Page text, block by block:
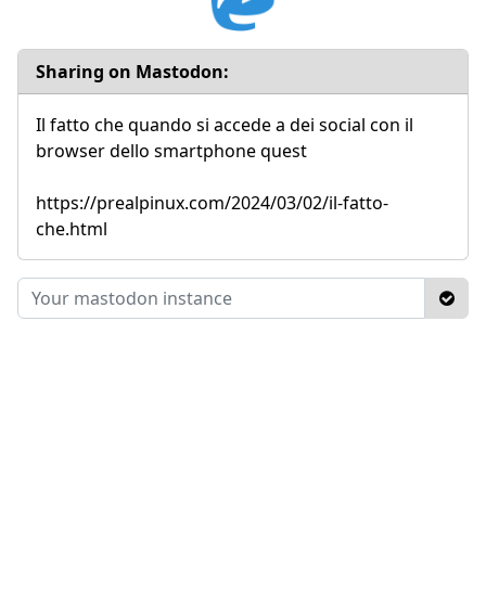
Sharing on Mastodon:
Il fatto che quando si accede a dei social con il
browser dello smartphone quest
https://prealpinux.com/2024/03/02/il-fatto-
che.html